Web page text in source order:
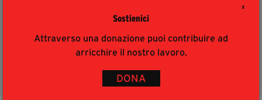
X
Sostienici
Attraverso una donazione puoi contribuire ad
arricchire il nostro lavoro.
DONA
Editore: Sinnos
21 giugno 2014